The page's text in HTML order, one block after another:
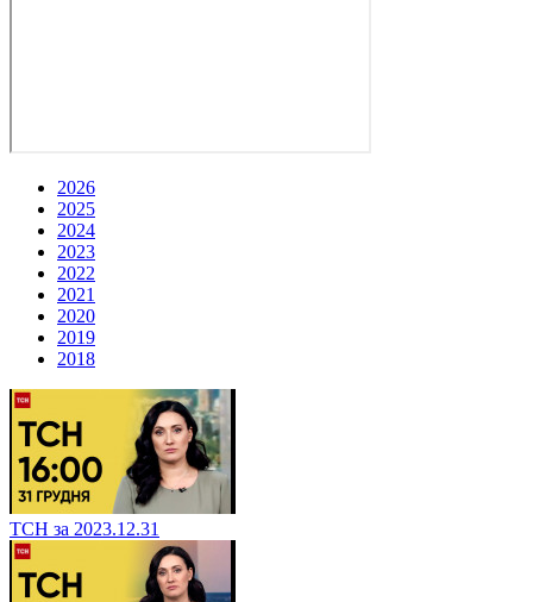
2026
2025
2024
2023
2022
2021
2020
2019
2018
ТСН за 2023.12.31